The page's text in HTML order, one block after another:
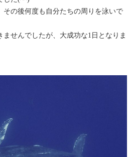
その後何度も自分たちの周りを泳いで
せんでしたが、大成功な1日となりま